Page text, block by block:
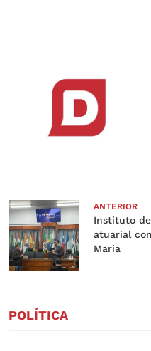
ANTERIOR
Instituto
atuarial
Maria
POLÍTICA